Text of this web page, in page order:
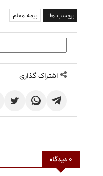
برچسب ها: بیمه معلم
اشتراک گذاری
0 دیدگاه